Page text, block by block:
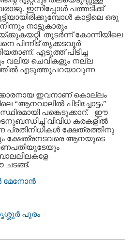
ഇന്നിപ്പോള്‍ പത്തടിക്ക്‌
കാട്ടിലെ ഒരു
നാട്ടുകാരും
തുടര്‍ന്ന് കോന്നിയിലെ
പിന്നീട്‌ തൃക്കടവൂര്‍
ഏടുത്ത്‌ പിടിച്ച
വലിയ ചെവികളും നല്ല
എടുത്തുപറയാവുന്ന
ഇവനാണ്‌ കൊല്ലം
പിടിച്ചോട്ടം”
പങ്കെടുക്കാറ്‌. ഈ
വിവിധ കരകളില്‍
പ്രതിനിധികള്‍ ക്ഷേത്രത്തിനു
ക്ഷേത്രനടവരെ ആനയുടെ
ചടങ്ങ്‌.
മേനോന്‍
പൂരം